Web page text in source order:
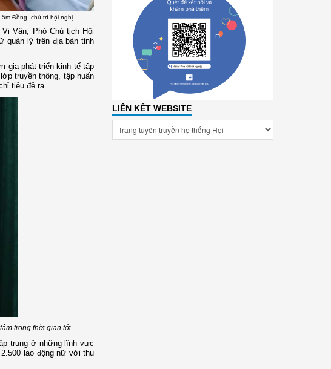
Đồng, chủ trì hội nghị
Vân, Phó Chủ tịch Hội
quản lý trên địa bàn tỉnh
gia phát triển kinh tế tập
truyền thông, tập huấn
tiêu đề ra.
trong thời gian tới
trung ở những lĩnh vực
lao động nữ với thu
LIÊN KẾT WEBSITE